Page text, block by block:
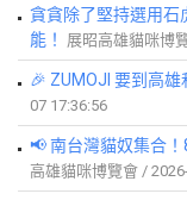
貪貪除了堅持選用石
能！
展昭高雄貓咪博
🎉 ZUMOJI 要到高雄
07 17:36:56
📢 南台灣貓奴集合
高雄貓咪博覽會 /